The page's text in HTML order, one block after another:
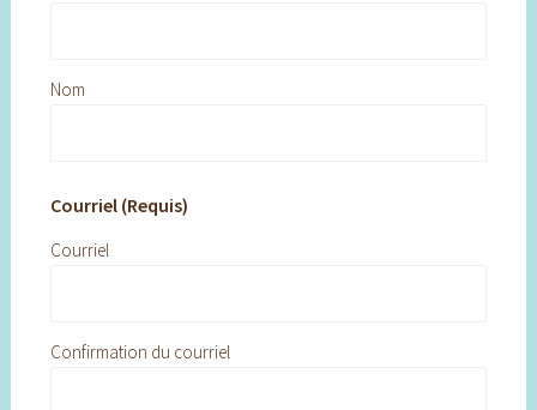
Nom
Courriel (Requis)
Courriel
Confirmation du courriel